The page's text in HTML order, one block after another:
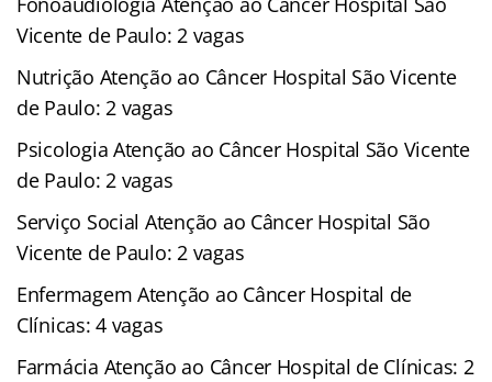
Vicente de Paulo: 2 vagas
Nutrição Atenção ao Câncer Hospital São Vicente
de Paulo: 2 vagas
Psicologia Atenção ao Câncer Hospital São Vicente
de Paulo: 2 vagas
Serviço Social Atenção ao Câncer Hospital São
Vicente de Paulo: 2 vagas
Enfermagem Atenção ao Câncer Hospital de
Clínicas: 4 vagas
Farmácia Atenção ao Câncer Hospital de Clínicas: 2